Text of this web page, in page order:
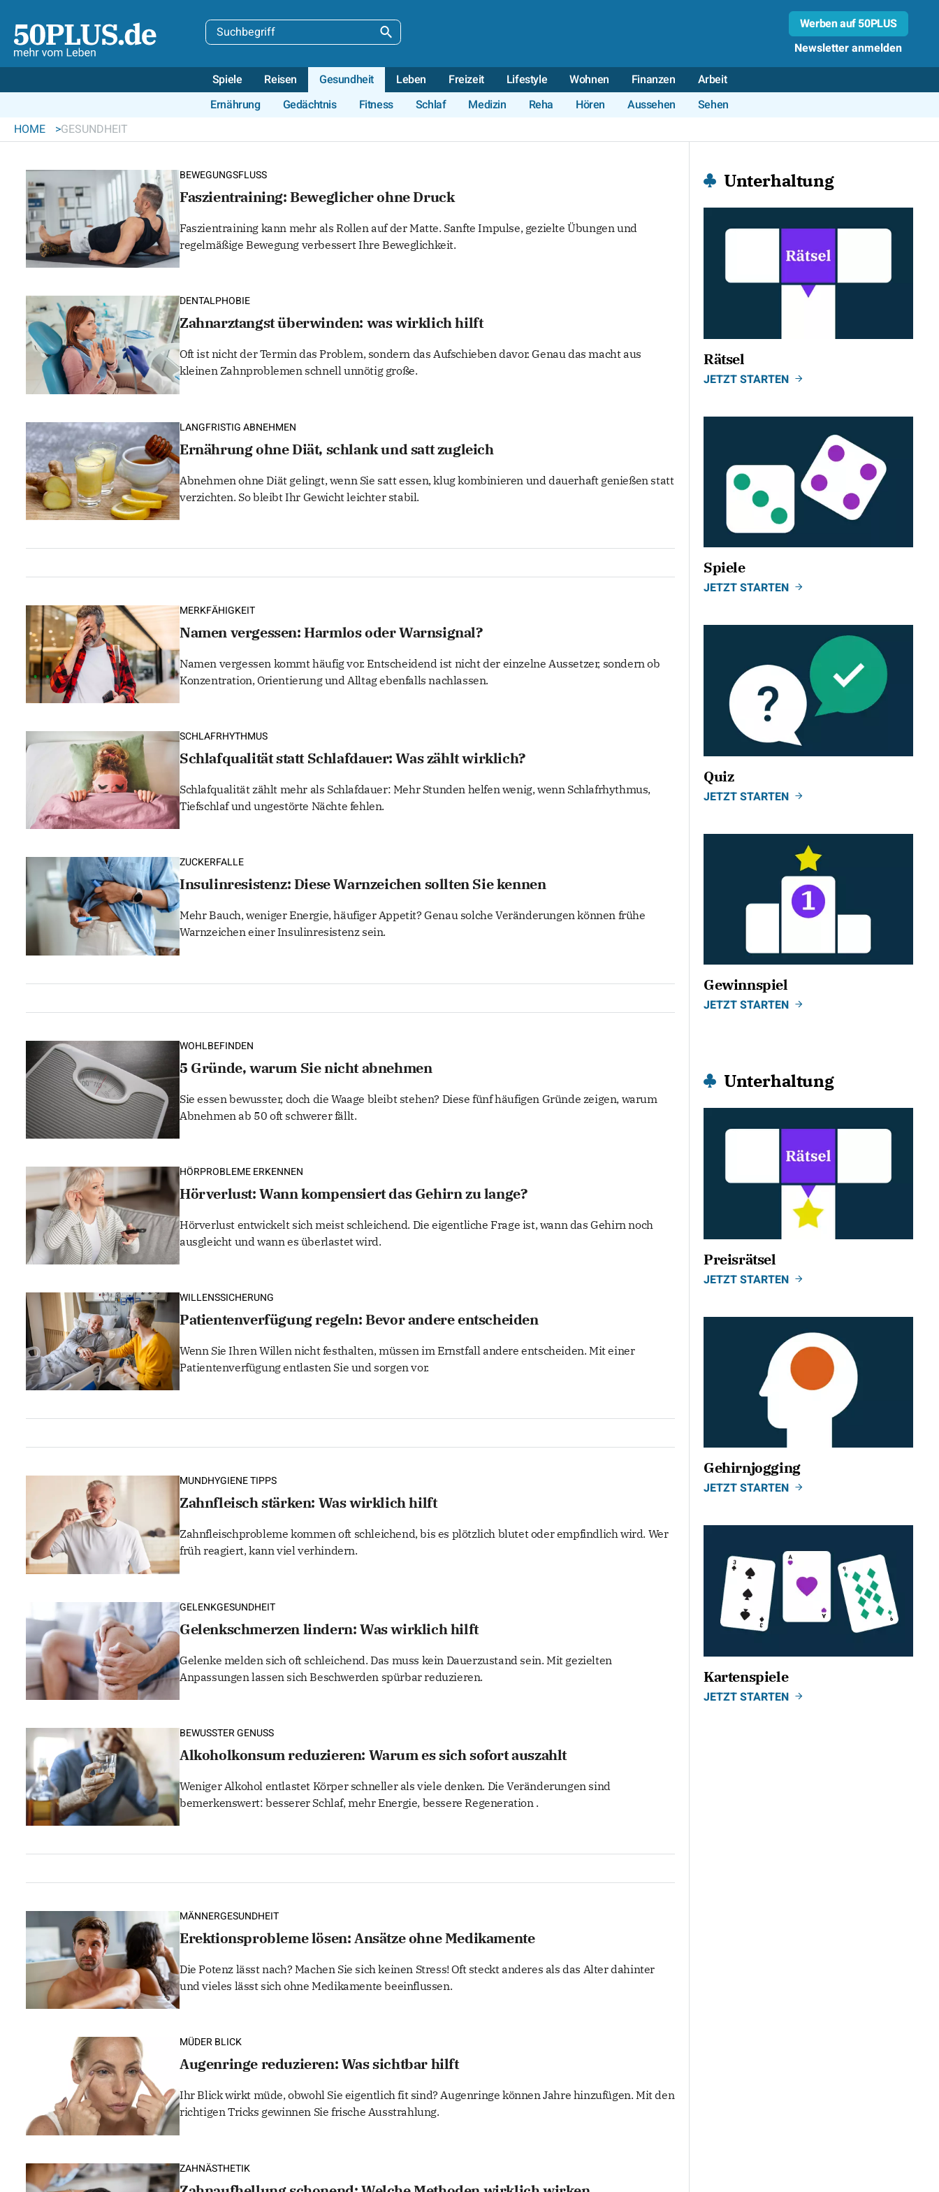
Werben auf 50PLUS
Newsletter anmelden
Spiele
Reisen Gesundheit Leben Freizeit Lifestyle Wohnen Finanzen
Arbeit
Ernährung
Gedächtnis Fitness Schlaf Medizin Reha Hören Aussehen
Sehen
HOME
GESUNDHEIT
BEWEGUNGSFLUSS
Faszientraining: Beweglicher ohne Druck
Faszientraining kann mehr als Rollen auf der Matte. Sanfte Impulse, gezielte Übungen und
regelmäßige Bewegung verbessert Ihre Beweglichkeit.
DENTALPHOBIE
Zahnarztangst überwinden: was wirklich hilft
Oft ist nicht der Termin das Problem, sondern das Aufschieben davor. Genau das macht aus
kleinen Zahnproblemen schnell unnötig große.
LANGFRISTIG ABNEHMEN
Ernährung ohne Diät, schlank und satt zugleich
Abnehmen ohne Diät gelingt, wenn Sie satt essen, klug kombinieren und dauerhaft genießen statt
verzichten. So bleibt Ihr Gewicht leichter stabil.
MERKFÄHIGKEIT
Namen vergessen: Harmlos oder Warnsignal?
Namen vergessen kommt häufig vor. Entscheidend ist nicht der einzelne Aussetzer, sondern ob
Konzentration, Orientierung und Alltag ebenfalls nachlassen.
SCHLAFRHYTHMUS
Schlafqualität statt Schlafdauer: Was zählt wirklich?
Schlafqualität zählt mehr als Schlafdauer: Mehr Stunden helfen wenig, wenn Schlafrhythmus,
Tiefschlaf und ungestörte Nächte fehlen.
ZUCKERFALLE
Insulinresistenz: Diese Warnzeichen sollten Sie kennen
Mehr Bauch, weniger Energie, häufiger Appetit? Genau solche Veränderungen können frühe
Warnzeichen einer Insulinresistenz sein.
WOHLBEFINDEN
5 Gründe, warum Sie nicht abnehmen
Sie essen bewusster, doch die Waage bleibt stehen? Diese fünf häufigen Gründe zeigen, warum
Abnehmen ab 50 oft schwerer fällt.
HÖRPROBLEME ERKENNEN
Hörverlust: Wann kompensiert das Gehirn zu lange?
Hörverlust entwickelt sich meist schleichend. Die eigentliche Frage ist, wann das Gehirn noch
ausgleicht und wann es überlastet wird.
WILLENSSICHERUNG
Patientenverfügung regeln: Bevor andere entscheiden
Wenn Sie Ihren Willen nicht festhalten, müssen im Ernstfall andere entscheiden. Mit einer
Patientenverfügung entlasten Sie und sorgen vor.
MUNDHYGIENE TIPPS
Zahnfleisch stärken: Was wirklich hilft
Zahnfleischprobleme kommen oft schleichend, bis es plötzlich blutet oder empfindlich wird. Wer
früh reagiert, kann viel verhindern.
GELENKGESUNDHEIT
Gelenkschmerzen lindern: Was wirklich hilft
Gelenke melden sich oft schleichend. Das muss kein Dauerzustand sein. Mit gezielten
Anpassungen lassen sich Beschwerden spürbar reduzieren.
BEWUSSTER GENUSS
Alkoholkonsum reduzieren: Warum es sich sofort auszahlt
Weniger Alkohol entlastet Körper schneller als viele denken. Die Veränderungen sind
bemerkenswert: besserer Schlaf, mehr Energie, bessere Regeneration .
MÄNNERGESUNDHEIT
Erektionsprobleme lösen: Ansätze ohne Medikamente
Die Potenz lässt nach? Machen Sie sich keinen Stress! Oft steckt anderes als das Alter dahinter
und vieles lässt sich ohne Medikamente beeinflussen.
MÜDER BLICK
Augenringe reduzieren: Was sichtbar hilft
Ihr Blick wirkt müde, obwohl Sie eigentlich fit sind? Augenringe können Jahre hinzufügen. Mit den
richtigen Tricks gewinnen Sie frische Ausstrahlung.
ZAHNÄSTHETIK
Unterhaltung
Rätsel
JETZT STARTEN
Spiele
JETZT STARTEN
Quiz
JETZT STARTEN
Gewinnspiel
JETZT STARTEN
Unterhaltung
Preisrätsel
JETZT STARTEN
Gehirnjogging
JETZT STARTEN
Kartenspiele
JETZT STARTEN